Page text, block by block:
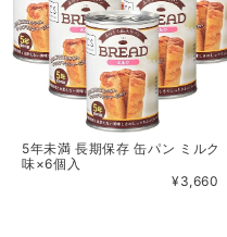
5年未満 長期保存 缶パン ミルク
味×6個入
¥3,660